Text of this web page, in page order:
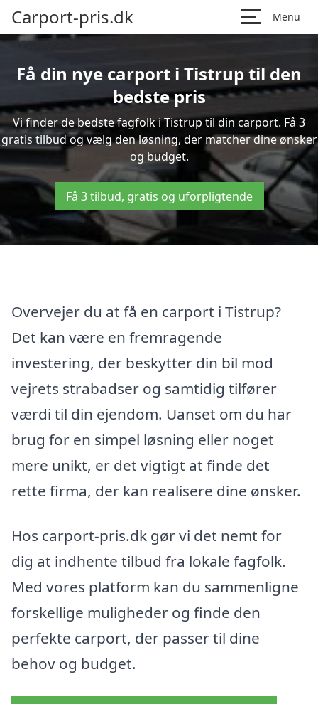
Carport-pris.dk Menu
Få din nye carport i Tistrup til den
bedste pris
Vi finder de bedste fagfolk i Tistrup til din carport. Få 3
gratis tilbud og vælg den løsning, der matcher dine ønsker
og budget.
Få 3 tilbud, gratis og uforpligtende
Overvejer du at få en carport i Tistrup?
Det kan være en fremragende
investering, der beskytter din bil mod
vejrets strabadser og samtidig tilfører
værdi til din ejendom. Uanset om du har
brug for en simpel løsning eller noget
mere unikt, er det vigtigt at finde det
rette firma, der kan realisere dine ønsker.
Hos carport-pris.dk gør vi det nemt for
dig at indhente tilbud fra lokale fagfolk.
Med vores platform kan du sammenligne
forskellige muligheder og finde den
perfekte carport, der passer til dine
behov og budget.